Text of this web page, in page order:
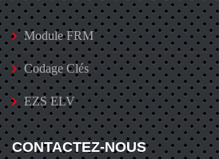
Module FRM
Codage Clés
EZS ELV
CONTACTEZ-NOUS